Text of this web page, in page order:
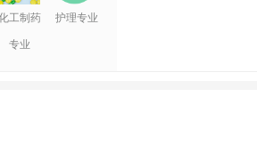
工制药
专业
护理专业